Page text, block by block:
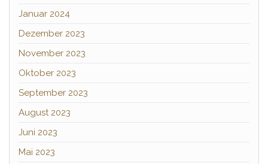
Januar 2024
Dezember 2023
November 2023
Oktober 2023
September 2023
August 2023
Juni 2023
Mai 2023